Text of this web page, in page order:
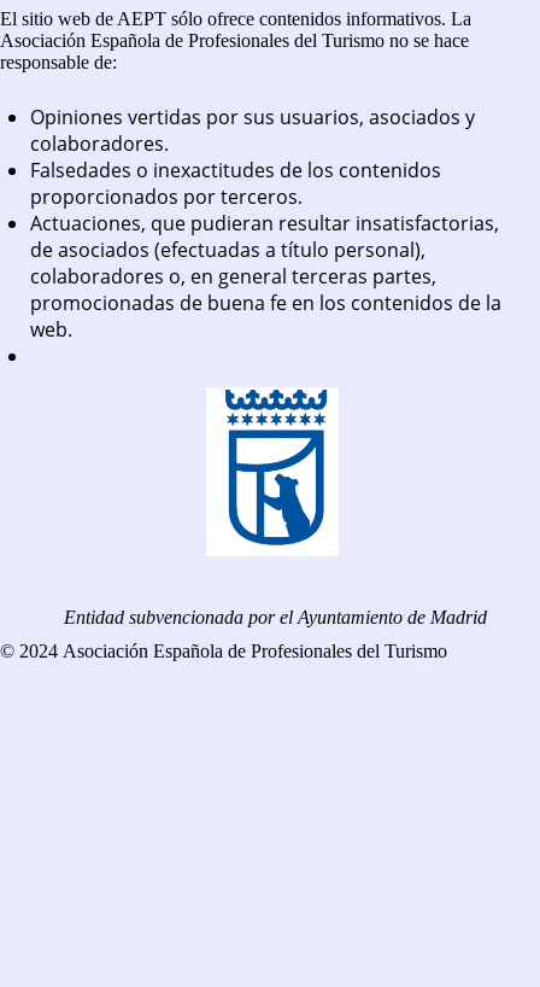
El sitio web de AEPT sólo ofrece contenidos informativos. La
Asociación Española de Profesionales del Turismo no se hace
responsable de:
Opiniones vertidas por sus usuarios, asociados y
colaboradores.
Falsedades o inexactitudes de los contenidos
proporcionados por terceros.
Actuaciones, que pudieran resultar insatisfactorias,
de asociados (efectuadas a título personal),
colaboradores o, en general terceras partes,
promocionadas de buena fe en los contenidos de la
web.
Entidad subvencionada por el Ayuntamiento de Madrid
© 2024 Asociación Española de Profesionales del Turismo